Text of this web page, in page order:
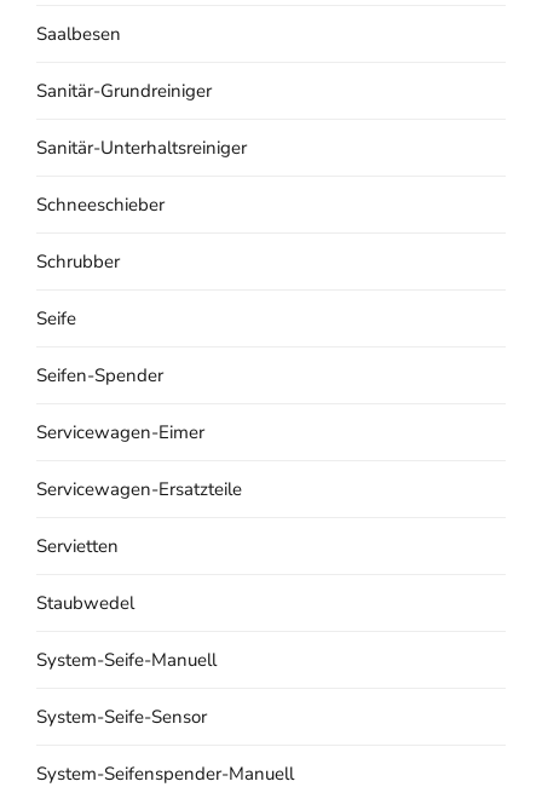
Saalbesen
Sanitär-Grundreiniger
Sanitär-Unterhaltsreiniger
Schneeschieber
Schrubber
Seife
Seifen-Spender
Servicewagen-Eimer
Servicewagen-Ersatzteile
Servietten
Staubwedel
System-Seife-Manuell
System-Seife-Sensor
System-Seifenspender-Manuell